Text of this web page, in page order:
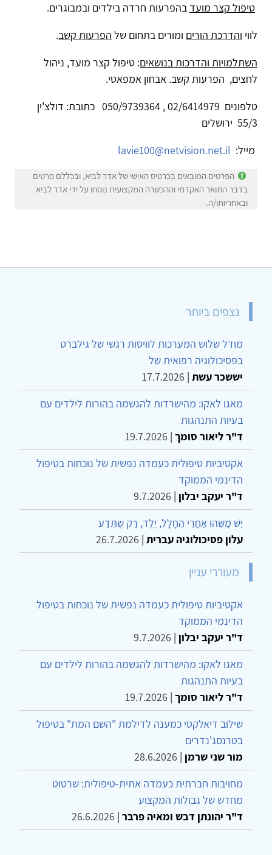
טיפול קצר מועד בהפרעות חרדה בילדים ובמבוגרים.
לווי והדרכת הורים ומורים בתחום של הפרעות קשב.
השתלמויות והדרכות בנושאים: טיפול קצר מועד, ניהול
לחצים, הפרעות קשב. אבחון אמפאטי.
טלפונים 02/6414979 , 050/9739364 כתובת: דולצ'ין
55/3 ירושלים
מייל: lavie100@netvision.net.il
הפרטים המובאים בכרטיס האישי של אדר לביא, ובכללם פרטים
בדבר התואר האקדמי וההכשרה המקצועית נוסחו על ידי אדר לביא
ובאחריותו/ה.
נצפים ביותר
מודל שלוש המערכות לוויסות רגשי של גילברט
בפסיכולוגיה רפואית של
יששכר עשת |
17.7.2026
מאגו לאקו: מהישרדות להגשמה בהורות לילדים עם
בעיות התנהגות
ד"ר ליאור סומך |
19.7.2026
אקטיביות טיפולית כעמדה נפשית של נוכחות בטיפול
הדינמי הממוקד
ד"ר יעקב יבלון |
9.7.2026
יֵשׁ מַשֶּׁהוּ אַחֲרֵי הֶחָלָל, יֶלֶד, רַק שֶׁתֵּדַע
עלון פסיכולוגיה עברית |
26.7.2026
מעוררי עניין
אקטיביות טיפולית כעמדה נפשית של נוכחות בטיפול
הדינמי הממוקד
ד"ר יעקב יבלון |
9.7.2026
מאגו לאקו: מהישרדות להגשמה בהורות לילדים עם
בעיות התנהגות
ד"ר ליאור סומך |
19.7.2026
שילוב דיאלקטי כמענה לדילמת "השם המת" בטיפול
בטרנסג'נדרים
מור שני שרמן |
28.6.2026
מחויבות חברתית כעמדה אתית-טיפולית: שרטוט
מחדש של גבולות המקצוע
ד"ר יהונתן דבש ומאיה פרבר |
26.6.2026